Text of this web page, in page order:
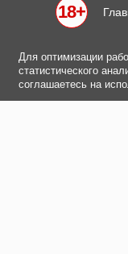
18+
Для оптимизации
статистического
соглашаетесь на